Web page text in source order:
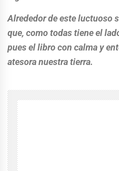
Alrededor de este luctuoso
que, como todas tiene el
pues el libro con calma y
atesora nuestra tierra.